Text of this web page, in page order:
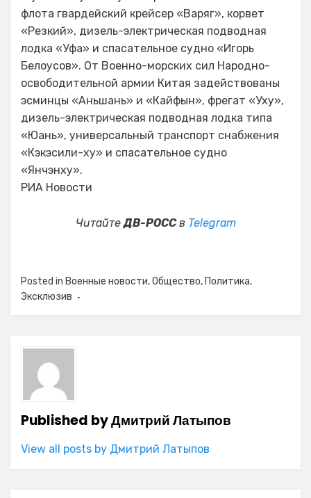
флота гвардейский крейсер «Варяг», корвет
«Резкий», дизель-электрическая подводная
лодка «Уфа» и спасательное судно «Игорь
Белоусов». От Военно-морских сил Народно-
освободительной армии Китая задействованы
эсминцы «Аньшань» и «Кайфын», фрегат «Уху»,
дизель-электрическая подводная лодка типа
«Юань», универсальный транспорт снабжения
«Кэкэсили-ху» и спасательное судно
«Янчэнху».
РИА Новости
ЧитайтеДВ-РОССв Telegram
Posted in Военные новости,Общество, Политика,
Эксклюзив
Published byДмитрий Латыпов
View all posts by Дмитрий Латыпов